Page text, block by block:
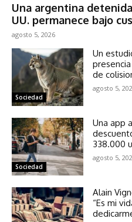
Una argentina
UU. permanece bajo
agosto 5, 2026
Sociedad
Un
de
agosto 5,
Sociedad
Una app
338.000
agosto 5,
Alain
“Es mi